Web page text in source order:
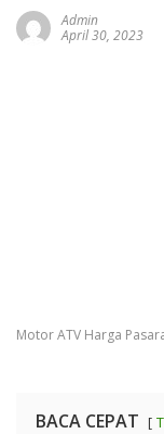
Admin
April 30, 2023
Motor ATV Harga
BACA CEPAT